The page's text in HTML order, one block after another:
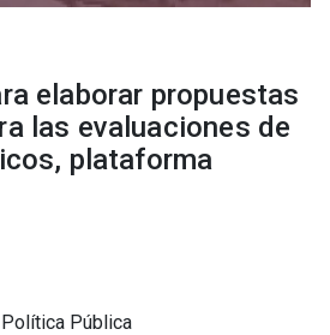
elaborar propuestas
las evaluaciones de
plataforma
Pública